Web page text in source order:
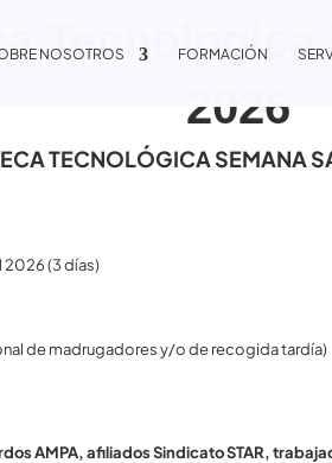
NOSOTROS FORMACIÓN
Tecnológica
2026
TECNOLÓGICA SEMANA
2026 (3 días)
de madrugadores y/o de recogida tardía)
AMPA, afiliados Sindicato STAR,